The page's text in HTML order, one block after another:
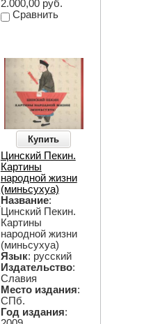
2.000,00 руб.
Сравнить
Купить
Цинский Пекин.
Картины
народной жизни
(миньсухуа)
Название:
Цинский Пекин.
Картины
народной жизни
(миньсухуа)
Язык: русский
Издательство:
Славия
Место издания:
СПб.
Год издания: